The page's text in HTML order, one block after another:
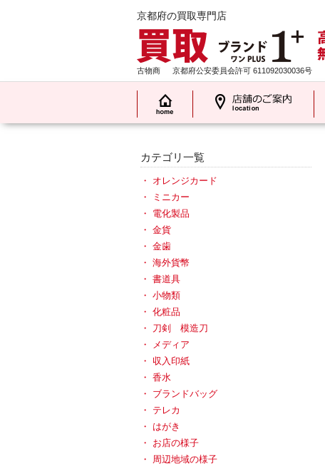
京都府の買取専門店
古物商 京都府公安委員会許可 611092030036号
カテゴリ一覧
オレンジカード
ミニカー
電化製品
金貨
金歯
海外貨幣
書道具
小物類
化粧品
刀剣 模造刀
メディア
収入印紙
香水
ブランドバッグ
テレカ
はがき
お店の様子
周辺地域の様子